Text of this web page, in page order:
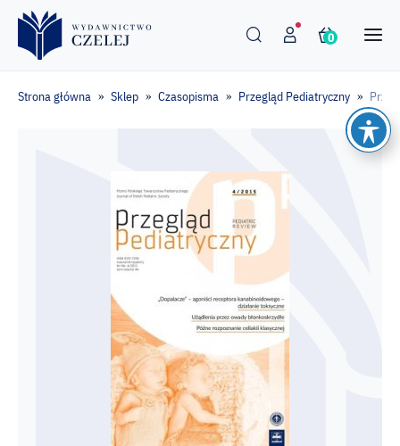
0
Strona główna » Sklep » Czasopisma » Przegląd Pediatryczny »